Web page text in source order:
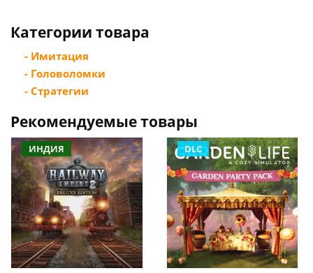
Категории товара
- Имитация
- Головоломки
- Стратегии
Рекомендуемые товары
ИНДИЯ DLC